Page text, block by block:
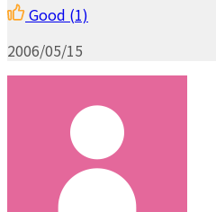
Good (1)
2006/05/15